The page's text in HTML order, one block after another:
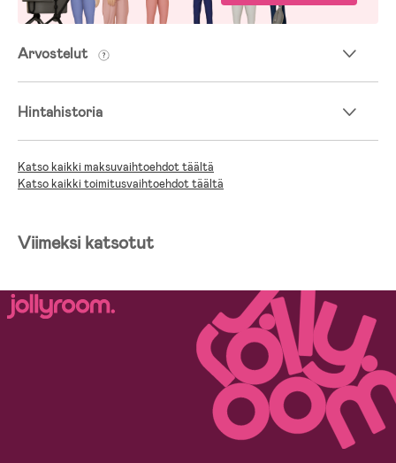
Arvostelut
Hintahistoria
Katso kaikki maksuvaihtoehdot täältä
Katso kaikki toimitusvaihtoehdot täältä
Viimeksi katsotut